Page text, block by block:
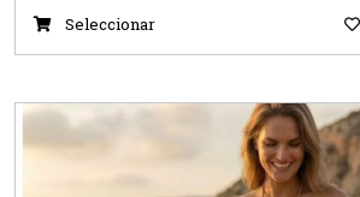
Seleccionar